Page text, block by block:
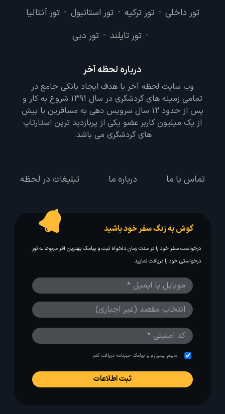
تور داخلی - تور ترکیه - تور استانبول - تور آنتالیا
- تور تایلند - تور دبی
درباره لحظه آخر
وب سایت لحظه آخر با هدف ایجاد بانکی جامع در
تمامی زمینه های گردشگری در سال 1391 شروع به کار و
پس از حدود 12 سال سرویس دهی به مسافرین با بیش
از یک میلیون کاربر عضو یکی از پربازدید ترین استارتاپ
های گردشگری می باشد.
تماس با ما درباره ما تبلیغات در لحظه
گوش به زنگ سفر خود باشید
درخواست سفر خود را در مدت زمان دلخواه ثبت و پیامک بهترین آفر مربوط به تور
درخواستی خود را دریافت نمایید
مایلم ایمیل و یا پیامک خبرنامه دریافت کنم.